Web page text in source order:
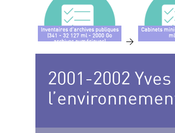
Inventaires d’archives publiques
(341 - 32 127 ml - 2000 Go
archives numériques)
>
Cabinets
2001-2002